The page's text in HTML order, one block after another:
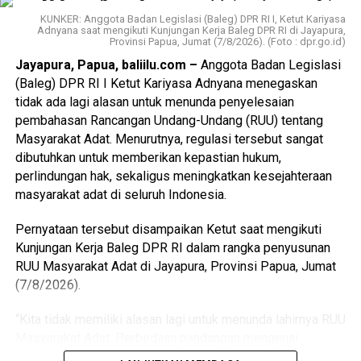
“Mari kita kawal bersama-sama sehingga perjuangan
baik, lancar, aman, dan tertib tanpa ada hal ataupun
kerusuhan yang justru mencederai apa yang menjadi
perjuangan teman-teman buruh,” tutup Kapolri.(gs/bi)
Advertisements
Advertisements
perhatian Baleg, yakni perlunya pengaturan khusus bagi
daerah yang telah memiliki status otonomi khusus.
“Salah satu poin yang menjadi perhatian kami adalah
mengenai daerah-daerah yang diberikan otonomi khusus
seperti Papua, Aceh, dan Daerah Istimewa Yogyakarta.
Dalam pemberlakuan undang-undang ini tidak bisa
sepenuhnya menggunakan standar nasional, tetapi harus
menyesuaikan karakteristik daerah serta ketentuan yang
sudah diatur dalam undang-undang otonomi khusus
masing-masing,” jelas legislator Fraksi Partai NasDem
Ia menambahkan, RUU Masyarakat Adat perlu
mengakomodasi kekhususan tersebut melalui pengaturan
tersendiri agar tidak menimbulkan tumpang tindih dengan
KUNKER: Anggota Badan Legislasi (Baleg) DPR RI I, Ketut Kariyasa
Adnyana saat mengikuti Kunjungan Kerja Baleg DPR RI di Jayapura,
Provinsi Papua, Jumat (7/8/2026). (Foto : dpr.go.id)
Jayapura, Papua, baliilu.com – Anggota Badan Legislasi
(Baleg) DPR RI I Ketut Kariyasa Adnyana menegaskan
tidak ada lagi alasan untuk menunda penyelesaian
pembahasan Rancangan Undang-Undang (RUU) tentang
Masyarakat Adat. Menurutnya, regulasi tersebut sangat
dibutuhkan untuk memberikan kepastian hukum,
perlindungan hak, sekaligus meningkatkan kesejahteraan
masyarakat adat di seluruh Indonesia.
Pernyataan tersebut disampaikan Ketut saat mengikuti
Kunjungan Kerja Baleg DPR RI dalam rangka penyusunan
RUU Masyarakat Adat di Jayapura, Provinsi Papua, Jumat
(7/8/2026).
masyarakat adat dan masyarakat hukum adat dapat